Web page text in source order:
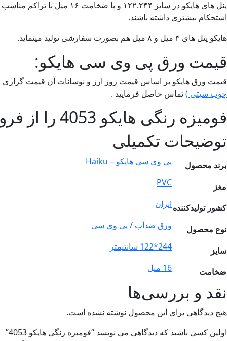
پنل های هایکو در سایز
استحکام بیشتری داشته باشند.
هایکو پنل های ۳ میل و ۸ میل هم بصورت سفارشی تولید مینماید.
قیمت ورق پی وی سی هایکو:
قیمت ورق هایکو بر اساس قیمت روز ارز و نوسانات آن قیمت گزاری
چوب سیتی )تماس حاصل فرمایید .
فومیزه رنگی هایکو 4053 را از فروشگاه
توضیحات تکمیلی
برند محصول پی وی سی هایکو – Haiku
مغز PVC
کشور تولیدکنندهایران
نوع محصول ورق ضدآب / پی وی سی
سایز 244*122 سانتیمتر
ضخامت 16 میل
نقد و بررسی‌ها
هیچ دیدگاهی برای این محصول نوشته نشده است.
اولین کسی باشید که دیدگاهی می نویسد “فومیزه رنگی هایکو 4053”